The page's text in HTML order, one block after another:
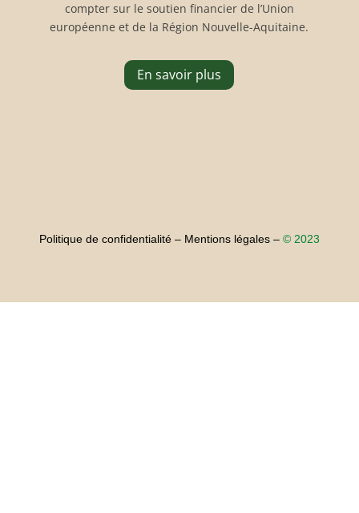
compter sur le soutien financier de l’Union
européenne et de la Région Nouvelle-Aquitaine.
En savoir plus
Politique de confidentialité – Mentions légales – © 2023